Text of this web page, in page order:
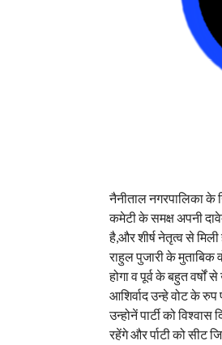
नैनीताल नगरपालिका के
कमेटी के समक्ष अपनी
है,और शीर्ष नेतृत्व से मिली
राहुल पुजारी के
होगा व पूर्व के बहुत वर्षों
आशिर्वाद उन्हे वोट के रुप
उन्होनें पार्टी को विश्वास
रहेंगे और र्पाटी को सीट